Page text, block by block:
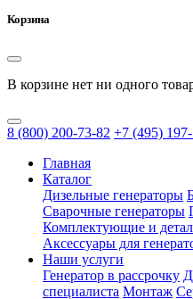
Корзина
В корзине нет ни одного
8 (800) 200-73-82 +7 (495)
Главная
Каталог
Дизельные генераторы
Сварочные генераторы
Комплектующие и
Аксессуары для
Наши услуги
Генератор в рассрочку
специалиста Монтаж